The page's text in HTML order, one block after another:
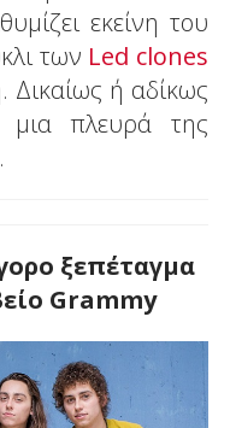
εκείνη του
των Led clones
Δικαίως ή αδίκως
μια πλευρά της
ξεπέταγμα
Grammy